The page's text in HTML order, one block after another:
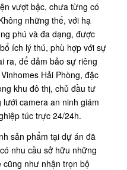
vượt bậc, chưa từng có
những thế, với hạ
phú và đa dạng, được
ích lý thú, phù hợp với sự
ra, để đảm bảo sự riêng
Hải Phòng, đặc
khu đô thị, chủ đầu tư
camera an ninh giám
túc trực 24/24h.
sản phẩm tại dự án đã
nhu cầu sở hữu những
như nhận trọn bộ